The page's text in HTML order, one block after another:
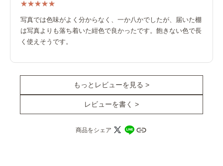
写真では色味がよく分からなく、一か八かでしたが、届いた棚
は写真よりも落ち着いた紺色で良かったです。飽きない色で長
く使えそうです。
もっとレビューを見る >
レビューを書く >
商品をシェア